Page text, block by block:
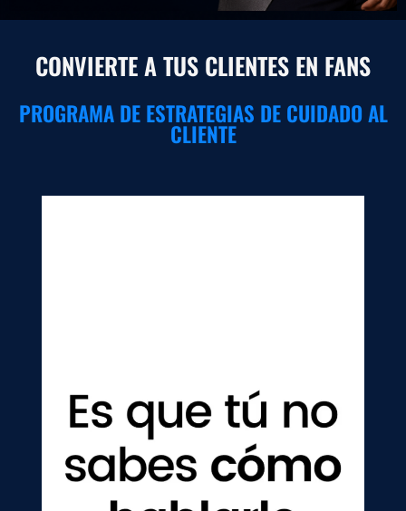
CONVIERTE A TUS CLIENTES EN FANS
PROGRAMA DE ESTRATEGIAS DE CUIDADO AL
CLIENTE